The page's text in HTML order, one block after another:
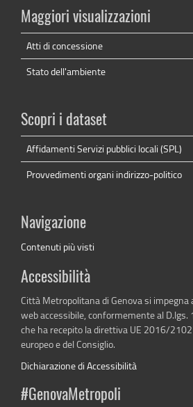
Maggiori visualizzazioni
Atti di concessione
Stato dell'ambiente
Scopri i dataset
Affidamenti Servizi pubblici locali (SPL)
Provvedimenti organi indirizzo-politico
Navigazione
Contenuti più visti
Accessibilità
Città Metropolitana di Genova si impegna
web accessibile, conformemente al
che ha recepito la direttiva UE 2016/
europeo e del Consiglio.
Dichiarazione di Accessibilità
#GenovaMetropoli